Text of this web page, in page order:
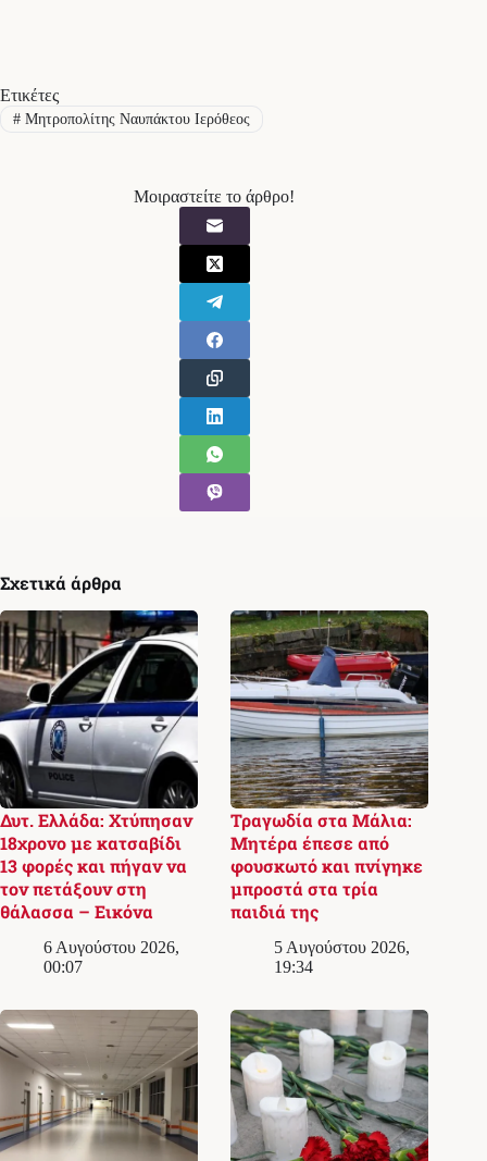
Ετικέτες
#Μητροπολίτης Ναυπάκτου Ιερόθεος
Μοιραστείτε το άρθρο!
Σχετικά άρθρα
Δυτ. Ελλάδα: Χτύπησαν
18χρονο με κατσαβίδι
13 φορές και πήγαν να
τον πετάξουν στη
θάλασσα – Εικόνα
6 Αυγούστου 2026,
00:07
Τραγωδία στα Μάλια:
Μητέρα έπεσε από
φουσκωτό και πνίγηκε
μπροστά στα τρία
παιδιά της
5 Αυγούστου 2026,
19:34